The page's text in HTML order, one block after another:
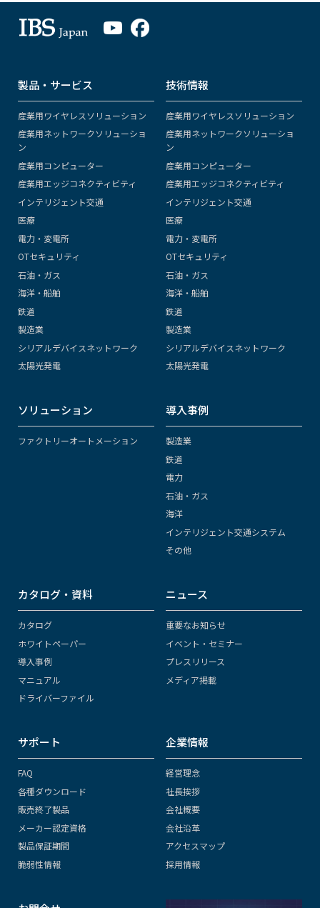
製品・サービス
産業用ワイヤレスソリューション
産業用ネットワークソリューショ
ン
産業用コンピューター
産業用エッジコネクティビティ
インテリジェント交通
医療
電力・変電所
OTセキュリティ
石油・ガス
海洋・船舶
鉄道
製造業
シリアルデバイスネットワーク
太陽光発電
技術情報
産業用ワイヤレスソリューション
産業用ネットワークソリューショ
ン
産業用コンピューター
産業用エッジコネクティビティ
インテリジェント交通
医療
電力・変電所
OTセキュリティ
石油・ガス
海洋・船舶
鉄道
製造業
シリアルデバイスネットワーク
太陽光発電
ソリューション
ファクトリーオートメーション
導入事例
製造業
鉄道
電力
石油・ガス
海洋
インテリジェント交通システム
その他
カタログ・資料
カタログ
ホワイトペーパー
導入事例
マニュアル
ドライバーファイル
ニュース
重要なお知らせ
イベント・セミナー
プレスリリース
メディア掲載
サポート
FAQ
各種ダウンロード
販売終了製品
メーカー認定資格
製品保証期間
脆弱性情報
企業情報
経営理念
社長挨拶
会社概要
会社沿革
アクセスマップ
採用情報